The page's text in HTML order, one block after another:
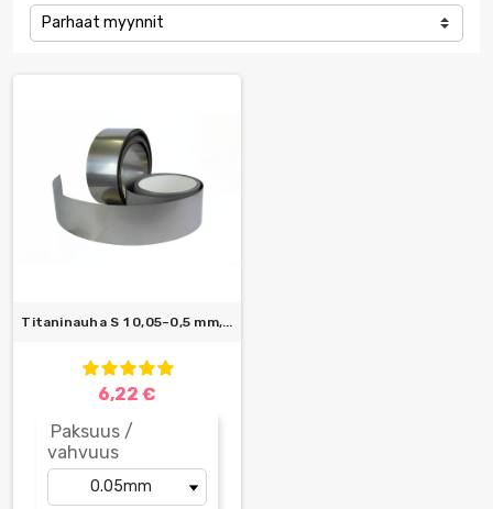
Parhaat myynnit
Titaninauha S 1 0,05–0,5 mm,...
6,22 €
Paksuus /
vahvuus